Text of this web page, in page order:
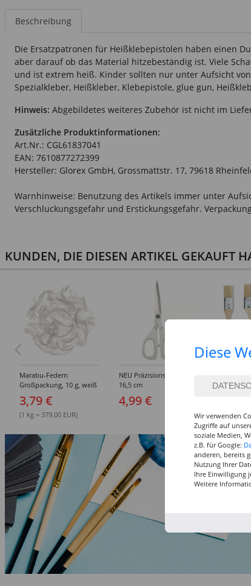
Beschreibung
Die Ersatzpatronen für Heißklebepistolen haben einen
aber darauf ob das Material hitzebeständig ist. Viele
und ist extrem heiß. Kinder sollten nur unter Aufsicht
Spezialkleber, Heißkleber, Klebepistole, glue gun,
Hinweis: Abgebildetes weiteres Zubehör ist nicht im
Zusätzliche Produktinformationen:
Art.Nr.: CGL61837041
EAN: 7610877272399
Hersteller: Glorex GmbH, Grossmattstr. 17, 79618
Warnhinweise: Benutzung des Artikels immer unter
Verschluckungsgefahr und Erstickungsgefahr.
KUNDEN, DIE DIESEN ARTIKEL GEKAUFT
Marabu-Federn
Großpackung, 10 g, weiß
3,79 €
(1 kg = 379.00 EUR)
NEU Präzisionsschere,
16,5 cm
4,99 €
flach -
Diese
Wir verwenden
Zugriffe auf
soziale Medien,
z.B. für Google:
anderen, bereits
Nutzung Ihrer
Ihre Einwilligung
Weitere